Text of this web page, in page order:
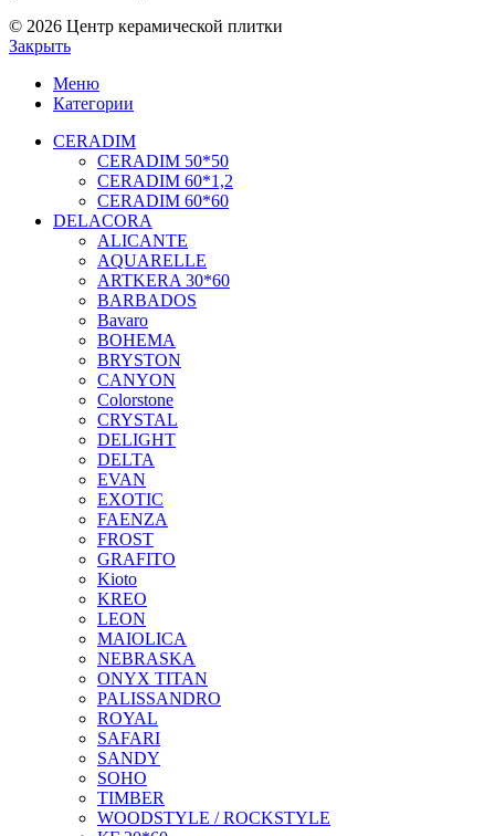
© 2026 Центр керамической плитки
Закрыть
Меню
Категории
CERADIM
CERADIM 50*50
CERADIM 60*1,2
CERADIM 60*60
DELACORA
ALICANTE
AQUARELLE
ARTKERA 30*60
BARBADOS
Bavaro
BOHEMA
BRYSTON
CANYON
Colorstone
CRYSTAL
DELIGHT
DELTA
EVAN
EXOTIC
FAENZA
FROST
GRAFITO
Kioto
KREO
LEON
MAIOLICA
NEBRASKA
ONYX TITAN
PALISSANDRO
ROYAL
SAFARI
SANDY
SOHO
TIMBER
WOODSTYLE / ROCKSTYLE